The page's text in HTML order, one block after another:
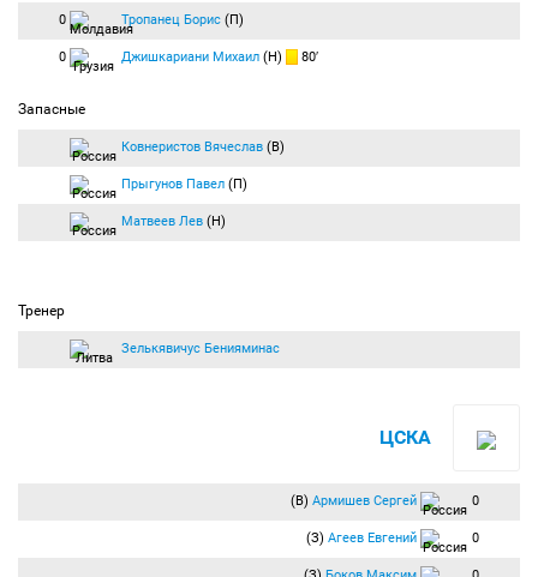
0 Тропанец Борис (П)
0 Джишкариани Михаил (Н) 80′
Запасные
Ковнеристов Вячеслав (В)
Прыгунов Павел (П)
Матвеев Лев (Н)
Тренер
Зелькявичус Бенияминас
ЦСКА
(В) Армишев Сергей 0
(З) Агеев Евгений 0